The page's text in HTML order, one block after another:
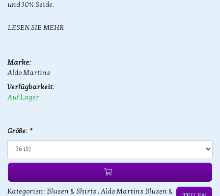
und 30% Seide.
LESEN SIE MEHR
Marke:
Aldo Martins
Verfügbarkeit:
Auf Lager
Größe: *
Kategorien: Blusen & Shirts, Aldo Martins Blusen &